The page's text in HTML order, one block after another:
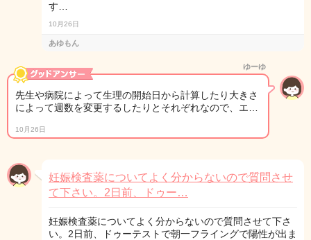
す…
10月26日
あゆもん
ゆーゆ
先生や病院によって生理の開始日から計算したり大きさ
によって週数を変更するしたりとそれぞれなので、エ…
10月26日
妊娠検査薬についてよく分からないので質問させ
て下さい。2日前、ドゥー…
妊娠検査薬についてよく分からないので質問させて下さ
い。2日前、ドゥーテストで朝一フライングで陽性が出ま